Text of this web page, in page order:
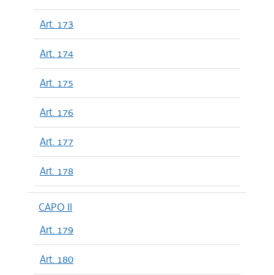
Art. 173
Art. 174
Art. 175
Art. 176
Art. 177
Art. 178
CAPO II
Art. 179
Art. 180